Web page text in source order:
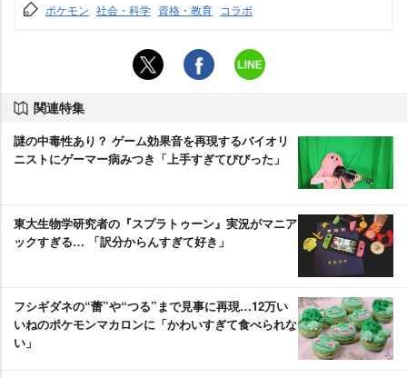
ポケモン 社会・科学 資格・教育 コラボ
関連特集
謎の中毒性あり？ ゲーム効果音を再現するバイオリ
ニストにゲーマー病みつき「上手すぎてびびった」
東大生物学研究者の『スプラトゥーン』実況がマニア
ックすぎる… 「訳分からんすぎて好き」
フシギダネの“蕾”や“つる”まで見事に再現…12万い
いねのポケモンマカロンに「かわいすぎて食べられな
い」